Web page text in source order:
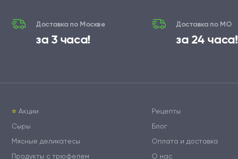
Доставка по Москве
за 3 часа!
Доставка по МО
за 24 часа!
⭐️ Акции
Сыры
Мясные деликатесы
Продукты с трюфелем
Рецепты
Блог
Оплата и доставка
О нас